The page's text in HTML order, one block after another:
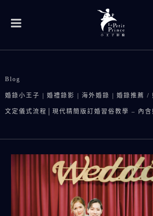
Blog
婚錄小王子 | 婚禮錄影 | 海外婚錄 | 婚錄推薦 /
文定儀式流程│現代精簡版訂婚習俗教學 – 內含